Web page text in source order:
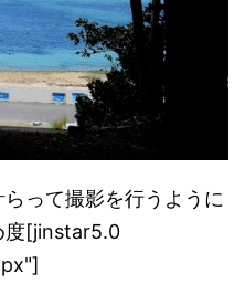
って撮影を行うように
度[jinstar5.0